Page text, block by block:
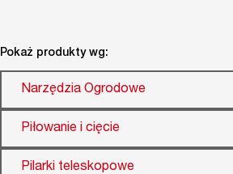
Pokaż produkty wg:
Narzędzia Ogrodowe
Piłowanie i cięcie
Pilarki teleskopowe